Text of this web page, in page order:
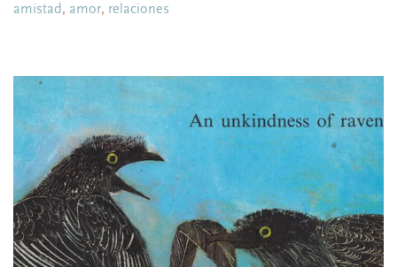
amistad , amor, relaciones